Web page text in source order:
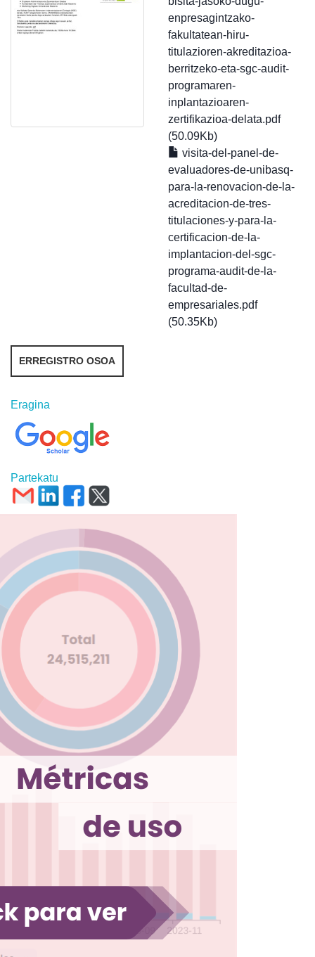
enpresagintzako-
fakultatean-hiru-
titulazioren-akreditazioa-
berritzeko-eta-sgc-audit-
programaren-
inplantazioaren-
zertifikazioa-delata.pdf
(50.09Kb)
visita-del-panel-de-
evaluadores-de-unibasq-
para-la-renovacion-de-la-
acreditacion-de-tres-
titulaciones-y-para-la-
certificacion-de-la-
implantacion-del-sgc-
programa-audit-de-la-
facultad-de-
empresariales.pdf
(50.35Kb)
ERREGISTRO OSOA
Eragina
Partekatu